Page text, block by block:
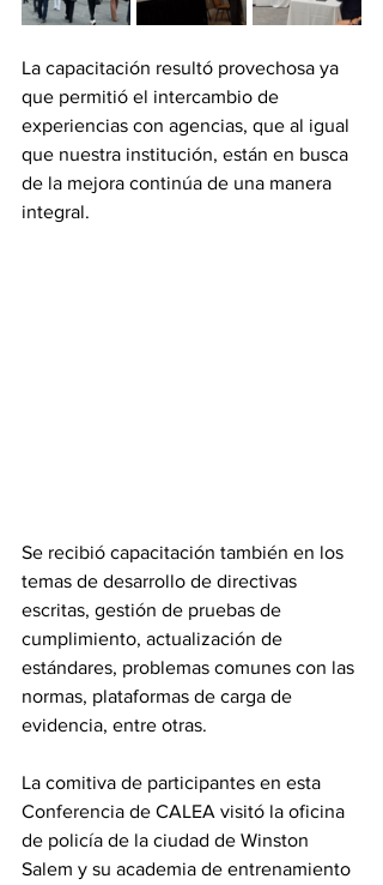
La capacitación resultó provechosa ya
que permitió el intercambio de
experiencias con agencias, que al igual
que nuestra institución, están en busca
de la mejora continúa de una manera
integral.
Se recibió capacitación también en los
temas de desarrollo de directivas
escritas, gestión de pruebas de
cumplimiento, actualización de
estándares, problemas comunes con las
normas, plataformas de carga de
evidencia, entre otras.
La comitiva de participantes en esta
Conferencia de CALEA visitó la oficina
de policía de la ciudad de Winston
Salem y su academia de entrenamiento